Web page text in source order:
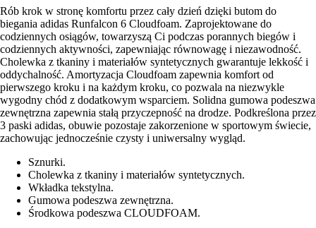
Rób krok w stronę komfortu przez cały dzień dzięki butom do
biegania adidas Runfalcon 6 Cloudfoam. Zaprojektowane do
codziennych osiągów, towarzyszą Ci podczas porannych biegów i
codziennych aktywności, zapewniając równowagę i niezawodność.
Cholewka z tkaniny i materiałów syntetycznych gwarantuje lekkość i
oddychalność. Amortyzacja Cloudfoam zapewnia komfort od
pierwszego kroku i na każdym kroku, co pozwala na niezwykle
wygodny chód z dodatkowym wsparciem. Solidna gumowa podeszwa
zewnętrzna zapewnia stałą przyczepność na drodze. Podkreślona przez
3 paski adidas, obuwie pozostaje zakorzenione w sportowym świecie,
zachowując jednocześnie czysty i uniwersalny wygląd.
Sznurki.
Cholewka z tkaniny i materiałów syntetycznych.
Wkładka tekstylna.
Gumowa podeszwa zewnętrzna.
Środkowa podeszwa CLOUDFOAM.